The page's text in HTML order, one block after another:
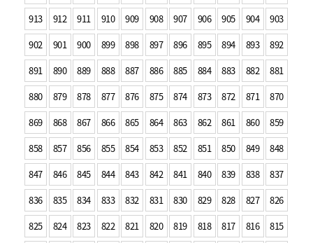
913
912 911 910 909 908 907 906 905 904
903
902
901 900 899 898 897 896 895 894 893
892
891
890 889 888 887 886 885 884 883 882
881
880
879 878 877 876 875 874 873 872 871
870
869
868 867 866 865 864 863 862 861 860
859
858
857 856 855 854 853 852 851 850 849
848
847
846 845 844 843 842 841 840 839 838
837
836
835 834 833 832 831 830 829 828 827
826
825
824 823 822 821 820 819 818 817 816
815